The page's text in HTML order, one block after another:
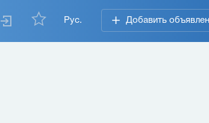
Рус. Добавить